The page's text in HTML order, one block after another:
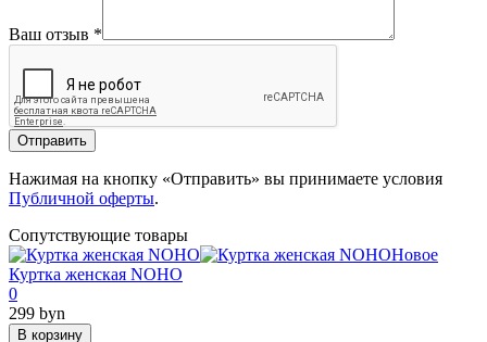
Ваш отзыв *
Отправить
Нажимая на кнопку «Отправить» вы принимаете условия
Публичной оферты.
Сопутствующие товары
Новое
Куртка женская NOHO
0
299 byn
В корзину